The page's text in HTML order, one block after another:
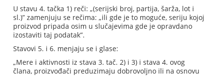
U stavu 4. tačka 1) reči: „(serijski broj, partija, šarža, lot i
sl.)” zamenjuju se rečima: „ili gde je to moguće, seriju kojoj
proizvod pripada osim u slučajevima gde je opravdano
izostaviti taj podatak”.
Stavovi 5. i 6. menjaju se i glase:
„Mere i aktivnosti iz stava 3. tač. 2) i 3) i stava 4. ovog
člana, proizvođači preduzimaju dobrovoljno ili na osnovu